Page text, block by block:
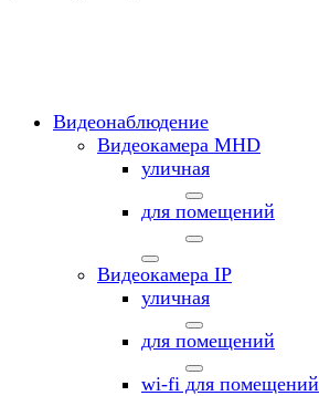
Видеонаблюдение
Видеокамера MНD
уличная
для помещений
Видеокамера IP
уличная
для помещений
wi-fi для помещений